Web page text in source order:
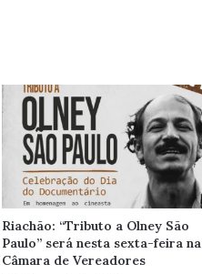
Riachão: “Tributo a Olney São
Paulo” será nesta sexta-feira na
Câmara de Vereadores